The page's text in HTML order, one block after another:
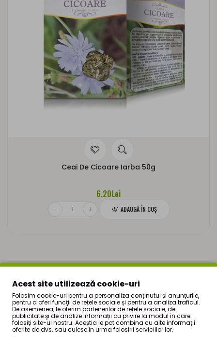
Ceai De Cicoare Iarba 50g
6,20Lei
ADAUGĂ ÎN COŞ
Acest site utilizează cookie-uri
Folosim cookie-uri pentru a personaliza conținutul și anunțurile,
pentru a oferi funcţii de rețele sociale și pentru a analiza traficul.
De asemenea, le oferim partenerilor de rețele sociale, de
publicitate şi de analize informații cu privire la modul în care
folosiți site-ul nostru. Aceștia le pot combina cu alte informații
oferite de dvs. sau culese în urma folosirii serviciilor lor.